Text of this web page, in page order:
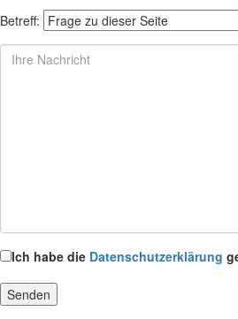
Betreff:
Ich habe die Datenschutzerklärung